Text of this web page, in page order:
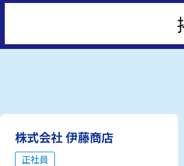
株式会社 伊藤商店
正社員